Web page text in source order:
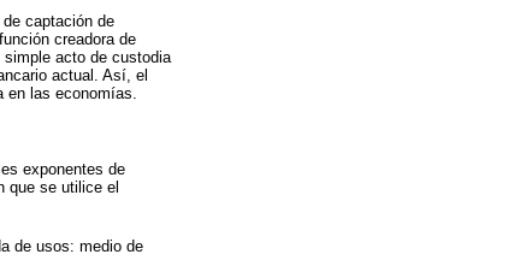
captación de
creadora de
acto de custodia
actual. Así, el
en las economías.
exponentes de
que se utilice el
de usos: medio de